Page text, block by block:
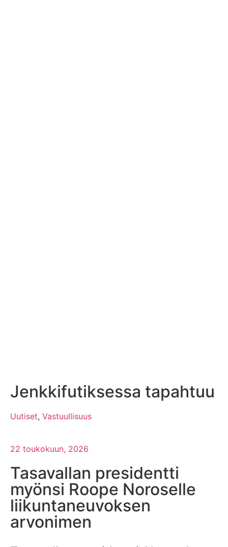
Jenkkifutiksessa tapahtuu
Uutiset, Vastuullisuus
22 toukokuun, 2026
Tasavallan presidentti
myönsi Roope Noroselle
liikuntaneuvoksen
arvonimen